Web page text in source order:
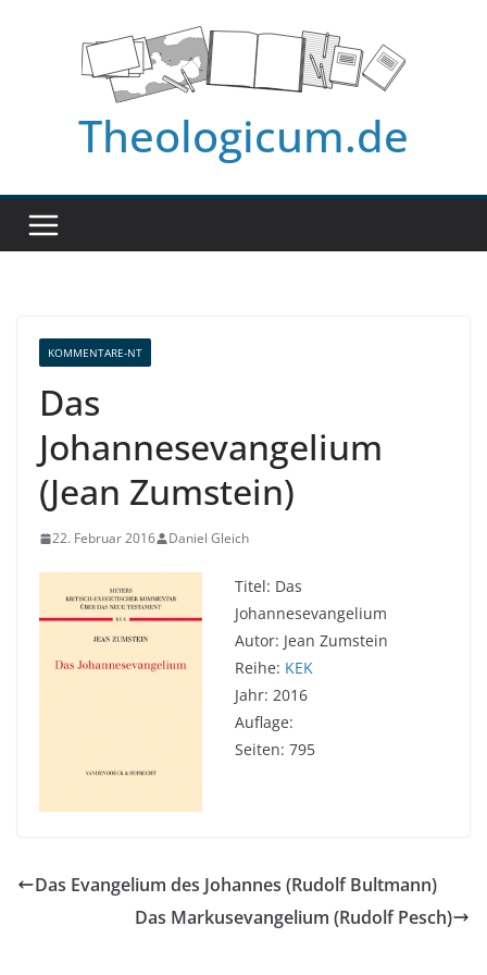
Theologicum.de
KOMMENTARE-NT
Das
Johannesevangelium
(Jean Zumstein)
22. Februar 2016 Daniel Gleich
Titel: Das
Johannesevangelium
Autor: Jean Zumstein
Reihe: KEK
Jahr: 2016
Auflage:
Seiten: 795
Das Evangelium des Johannes (Rudolf Bultmann)
Das Markusevangelium (Rudolf Pesch)